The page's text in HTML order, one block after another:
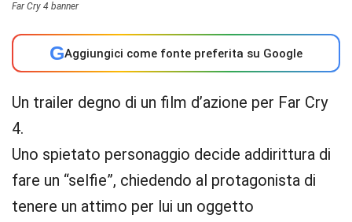
Far Cry 4 banner
GAggiungici come fonte preferita su Google
Un trailer degno di un film d’azione per Far Cry
4.
Uno spietato personaggio decide addirittura di
fare un “selfie”, chiedendo al protagonista di
tenere un attimo per lui un oggetto